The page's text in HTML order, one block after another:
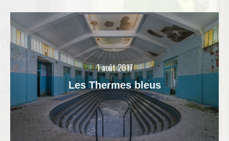
1 août 2017
Les Thermes bleus